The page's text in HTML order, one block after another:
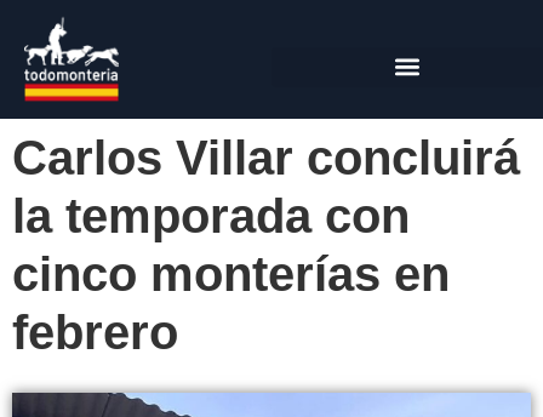
Carlos Villar concluirá
la temporada con
cinco monterías en
febrero